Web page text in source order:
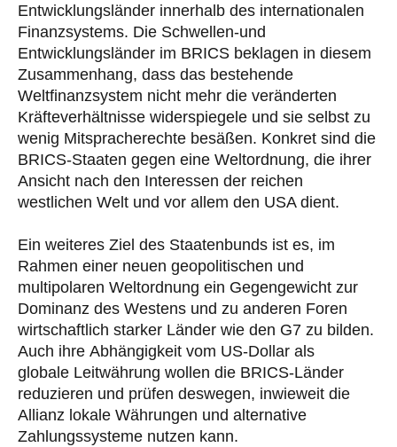
Entwicklungsländer innerhalb des internationalen
Finanzsystems. Die Schwellen-und
Entwicklungsländer im BRICS beklagen in diesem
Zusammenhang, dass das bestehende
Weltfinanzsystem nicht mehr die veränderten
Kräfteverhältnisse widerspiegele und sie selbst zu
wenig Mitspracherechte besäßen. Konkret sind die
BRICS-Staaten gegen eine Weltordnung, die ihrer
Ansicht nach den Interessen der reichen
westlichen Welt und vor allem den USA dient.
Ein weiteres Ziel des Staatenbunds ist es, im
Rahmen einer neuen geopolitischen und
multipolaren Weltordnung ein Gegengewicht zur
Dominanz des Westens und zu anderen Foren
wirtschaftlich starker Länder wie den G7 zu bilden.
Auch ihre Abhängigkeit vom US-Dollar als
globale Leitwährung wollen die BRICS-Länder
reduzieren und prüfen deswegen, inwieweit die
Allianz lokale Währungen und alternative
Zahlungssysteme nutzen kann.